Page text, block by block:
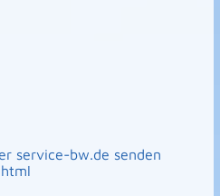
service-bw.de senden